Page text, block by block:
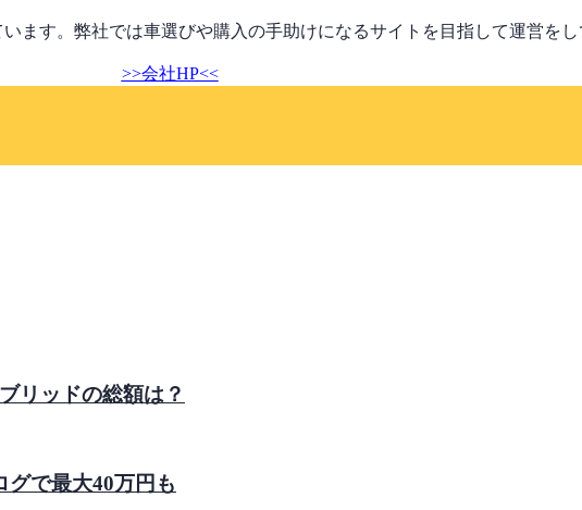
ます。弊社では車選びや購入の手助けになるサイトを目指して運営をし
>>会社HP<<
リッドの総額は？
グで最大40万円も